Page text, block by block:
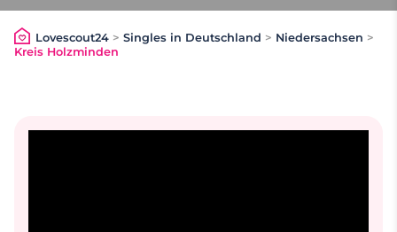
Lovescout24> Singles in Deutschland > Niedersachsen >
Kreis Holzminden